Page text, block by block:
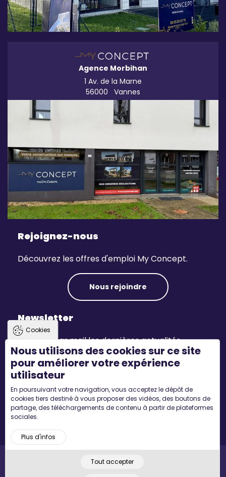
Agence Morbihan
1 Av. de la Marne
56000
Vannes
Rejoignez-nous
Découvrez les offres d'emploi My Concept.
Nous rejoindre
Newsletter
Recevez par mail les dernières actualités.
S'inscrire
Suivez-nous
Mentions légales
Cookies
Nous utilisons des cookies sur ce site
pour améliorer votre expérience
utilisateur
En poursuivant votre navigation, vous acceptez le dépôt de
cookies tiers destiné à vous proposer des vidéos, des boutons de
partage, des téléchargements de contenu à partir de plateformes
sociales.
Plus d'infos
Tout accepter